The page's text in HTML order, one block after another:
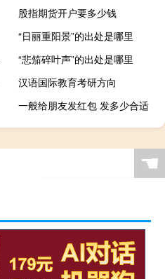
股指期货开户要多少钱
“日丽重阳景”的出处是哪里
“悲笳碎叶声”的出处是哪里
汉语国际教育考研方向
一般给朋友发红包 发多少合适
☚